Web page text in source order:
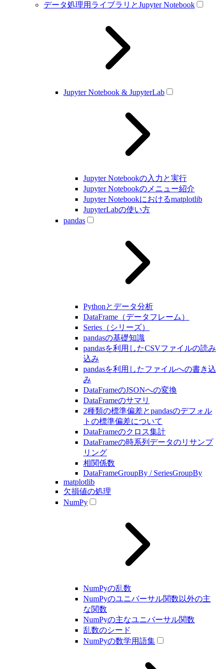
データ処理用ライブラリとJupyter Notebook
Jupyter Notebook & JupyterLab
Jupyter Notebookの入力と実行
Jupyter Notebookのメニュー紹介
Jupyter Notebookにおけるmatplotlib
JupyterLabの使い方
pandas
Pythonとデータ分析
DataFrame（データフレーム）
Series（シリーズ）
pandasの基礎知識
pandasを利用したCSVファイルの読み
込み
pandasを利用したファイルへの書き込
み
DataFrameのJSONへの変換
DataFrameのサマリ
2種類の標準偏差とpandasのデフォル
トの標準偏差について
DataFrameのクロス集計
DataFrameの時系列データのリサンプ
リング
相関係数
DataFrameGroupBy / SeriesGroupBy
matplotlib
欠損値の処理
NumPy
NumPyの乱数
NumPyのユニバーサル関数以外の主
な関数
NumPyの主なユニバーサル関数
乱数のシード
NumPyの数学用語集